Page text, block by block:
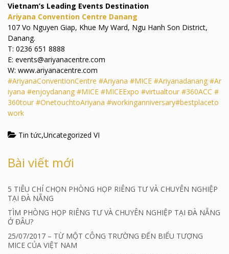
Vietnam’s Leading Events Destination
Ariyana Convention Centre Danang
107 Vo Nguyen Giap, Khue My Ward, Ngu Hanh Son District,
Danang.
T: 0236 651 8888
E: events@ariyanacentre.com
W: www.ariyanacentre.com
#AriyanaConventionCentre #Ariyana #MICE #Ariyanadanang #Ar
iyana #enjoydanang #MICE #MICEExpo #virtualtour #360ACC #
360tour #OnetouchtoAriyana #workinganniversary#bestplaceto
work
Tin tức,Uncategorized VI
Bài viết mới
5 TIÊU CHÍ CHỌN PHÒNG HỌP RIÊNG TƯ VÀ CHUYÊN NGHIỆP
TẠI ĐÀ NẴNG
TÌM PHÒNG HỌP RIÊNG TƯ VÀ CHUYÊN NGHIỆP TẠI ĐÀ NẴNG
Ở ĐÂU?
25/07/2017 – TỪ MỘT CÔNG TRƯỜNG ĐẾN BIỂU TƯỢNG
MICE CỦA VIỆT NAM